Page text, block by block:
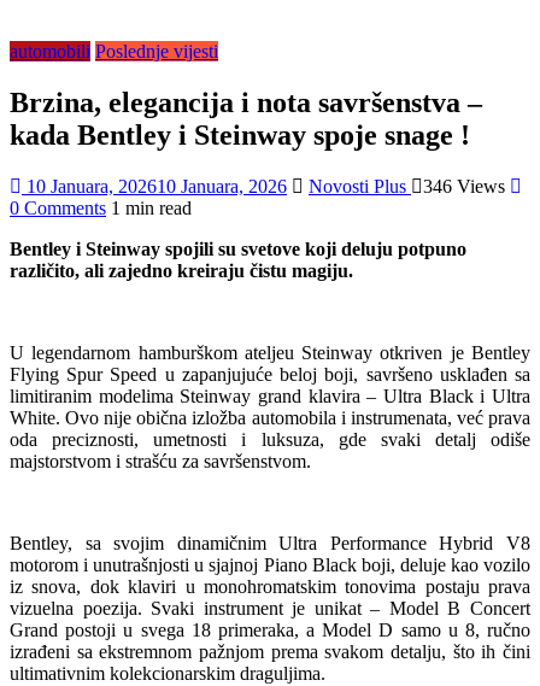
automobili Poslednje vijesti
Brzina, elegancija i nota savršenstva –
kada Bentley i Steinway spoje snage !
10 Januara, 202610 Januara, 2026 Novosti Plus
346 Views
0 Comments 1 min read
Bentley i Steinway spojili su svetove koji deluju potpuno
različito, ali zajedno kreiraju čistu magiju.
U legendarnom hamburškom ateljeu Steinway otkriven je Bentley
Flying Spur Speed u zapanjujuće beloj boji, savršeno usklađen sa
limitiranim modelima Steinway grand klavira – Ultra Black i Ultra
White. Ovo nije obična izložba automobila i instrumenata, već prava
oda preciznosti, umetnosti i luksuza, gde svaki detalj odiše
majstorstvom i strašću za savršenstvom.
Bentley, sa svojim dinamičnim Ultra Performance Hybrid V8
motorom i unutrašnjosti u sjajnoj Piano Black boji, deluje kao vozilo
iz snova, dok klaviri u monohromatskim tonovima postaju prava
vizuelna poezija. Svaki instrument je unikat – Model B Concert
Grand postoji u svega 18 primeraka, a Model D samo u 8, ručno
izrađeni sa ekstremnom pažnjom prema svakom detalju, što ih čini
ultimativnim kolekcionarskim draguljima.